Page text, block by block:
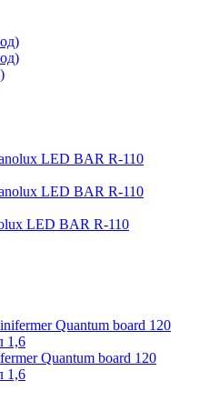
LED BAR R-110
Quantum board 120
1,6